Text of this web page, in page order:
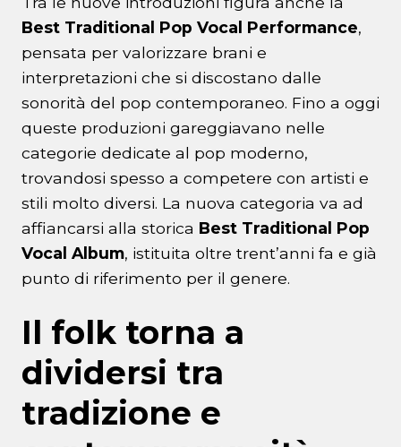
Best Traditional Pop Vocal Performance,
pensata per valorizzare brani e
interpretazioni che si discostano dalle
sonorità del pop contemporaneo. Fino a oggi
queste produzioni gareggiavano nelle
categorie dedicate al pop moderno,
trovandosi spesso a competere con artisti e
stili molto diversi. La nuova categoria va ad
affiancarsi alla storica Best Traditional Pop
Vocal Album, istituita oltre trent’anni fa e già
punto di riferimento per il genere.
Il folk torna a
dividersi tra
tradizione e